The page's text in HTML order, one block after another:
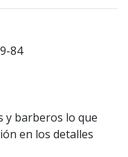
84
y barberos lo que
en los detalles